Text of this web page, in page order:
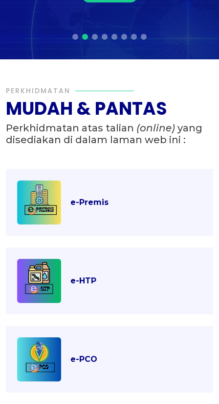
PERKHIDMATAN
MUDAH & PANTAS
Perkhidmatan atas talian (online) yang
disediakan di dalam laman web ini :
e-Premis
e-HTP
e-PCO